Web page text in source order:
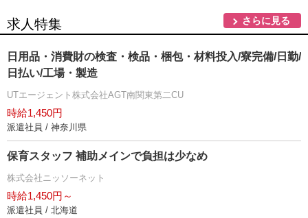
求人特集 さらに見る
日用品・消費財の検査・検品・梱包・材料投入/寮完備/日勤/
日払い/工場・製造
UTエージェント株式会社AGT南関東第二CU
時給1,450円
派遣社員 / 神奈川県
保育スタッフ 補助メインで負担は少なめ
株式会社ニッソーネット
時給1,450円～
派遣社員 / 北海道